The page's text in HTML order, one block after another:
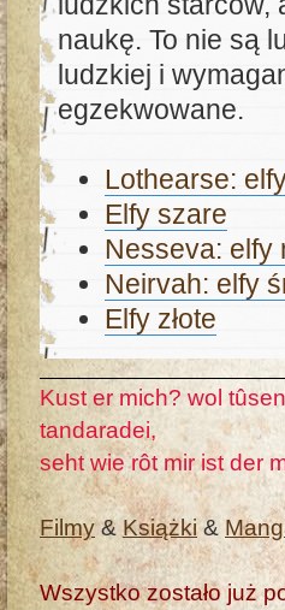
naukę. To nie są
ludzkiej i
egzekwowane.
Lothearse:
Elfy szare
Nesseva: elfy
Neirvah: elfy
Elfy złote
Kust er mich? wol
tandaradei,
seht wie rôt mir ist der
Filmy& Książki&
Wszystko zostało już